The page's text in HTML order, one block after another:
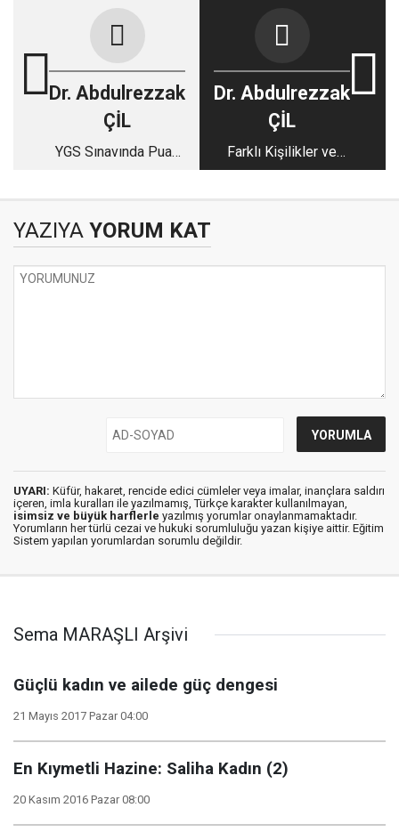
Dr. Abdulrezzak
ÇİL
YGS Sınavında Puan
Dr. Abdulrezzak
ÇİL
Farklı Kişilikler ve
Liderlik Tarzları
YAZIYA YORUM KAT
UYARI: Küfür, hakaret, rencide edici cümleler veya imalar, inançlara saldırı
içeren, imla kuralları ile yazılmamış, Türkçe karakter kullanılmayan,
isimsiz ve büyük harflerle yazılmış yorumlar onaylanmamaktadır.
Yorumların her türlü cezai ve hukuki sorumluluğu yazan kişiye aittir. Eğitim
Sistem yapılan yorumlardan sorumlu değildir.
Sema MARAŞLI Arşivi
Güçlü kadın ve ailede güç dengesi
21 Mayıs 2017 Pazar 04:00
En Kıymetli Hazine: Saliha Kadın (2)
20 Kasım 2016 Pazar 08:00